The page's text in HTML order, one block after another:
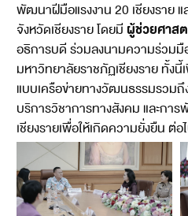
พัฒนาฝีมือแรงงาน 20 เชียงราย
จังหวัดเชียงราย โดยมีผู้ช่วยศาส
อธิการบดี ร่วมลงนามความร่วม
มหาวิทยาลัยราชภัฏเชียงราย ทั้ง
แบบเครือข่ายทางวัฒนธรรมรวม
บริการวิชาการทางสังคม และกา
เชียงรายเพื่อให้เกิดความยั่งยืน ต่อ